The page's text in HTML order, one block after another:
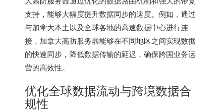
支持，能够大幅度提升数据同步的速度。例如，通过
与加拿大本土以及全球各地的高速数据中心进行连
接，加拿大高防服务器能够在不同地区之间实现数据
的快速同步，降低数据传输的延迟，确保跨国业务运
营的高效性。
优化全球数据流动与跨境数据合
规性